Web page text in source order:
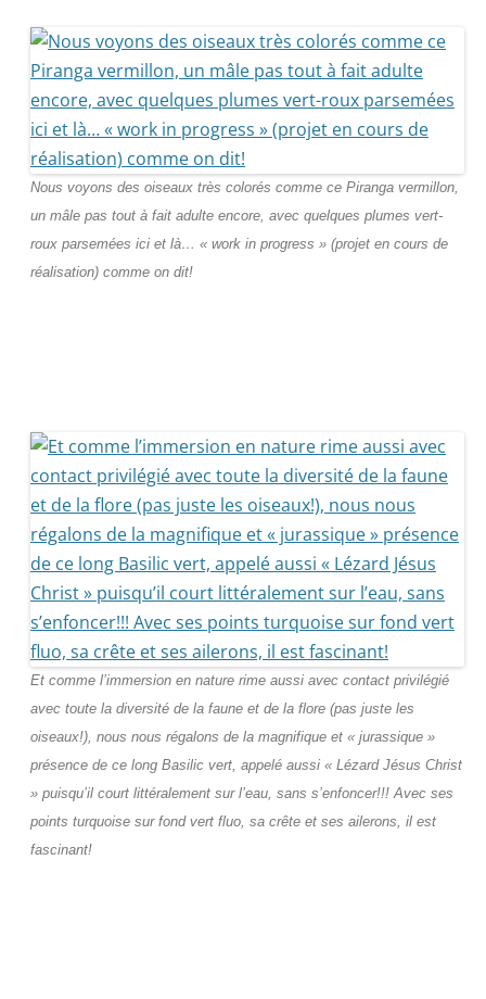
Nous voyons des oiseaux très colorés comme ce Piranga vermillon,
un mâle pas tout à fait adulte encore, avec quelques plumes vert-
roux parsemées ici et là… « work in progress » (projet en cours de
réalisation) comme on dit!
Et comme l’immersion en nature rime aussi avec contact privilégié
avec toute la diversité de la faune et de la flore (pas juste les
oiseaux!), nous nous régalons de la magnifique et « jurassique »
présence de ce long Basilic vert, appelé aussi « Lézard Jésus Christ
» puisqu’il court littéralement sur l’eau, sans s’enfoncer!!! Avec ses
points turquoise sur fond vert fluo, sa crête et ses ailerons, il est
fascinant!